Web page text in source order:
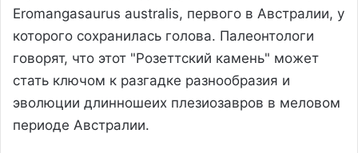
Eromangasaurus australis, первого в Австралии, у
которого сохранилась голова. Палеонтологи
говорят, что этот "Розеттский камень" может
стать ключом к разгадке разнообразия и
эволюции длинношеих плезиозавров в меловом
периоде Австралии.